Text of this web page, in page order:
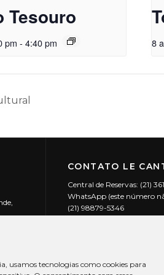
usamos tecnologias como cookies para
Tesouro
pm - 4:40 pm 8
CONTATO LE
Central de Reservas: (21)
WhatsApp (este número
(21) 98879-5346